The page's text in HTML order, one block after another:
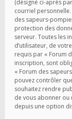
(désigné ci-après
courriel
des sapeurs-
protection des
serveur. Toutes les
d’utilisateur, de
requis par « Forum
inscription, sont
« Forum des
pouvez contrôler
souhaitez rendre
de vous abonner ou
depuis une option